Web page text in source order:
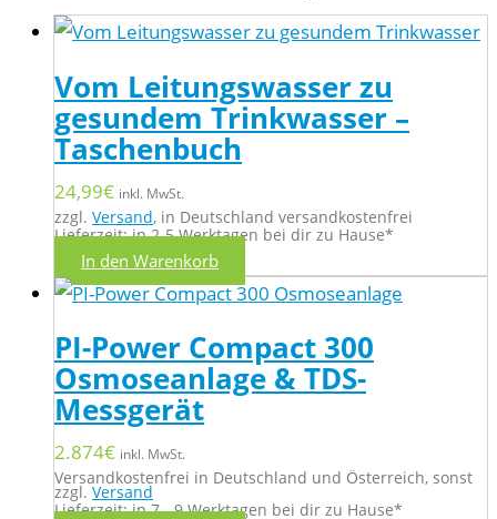
Vom Leitungswasser zu
gesundem Trinkwasser –
Taschenbuch
24,99€ inkl. MwSt.
zzgl. Versand, in Deutschland versandkostenfrei
Lieferzeit: in 2-5 Werktagen bei dir zu Hause*
In den Warenkorb
PI-Power Compact 300
Osmoseanlage & TDS-
Messgerät
2.874€ inkl. MwSt.
Versandkostenfrei in Deutschland und Österreich, sonst
zzgl. Versand
Lieferzeit: in 7 - 9 Werktagen bei dir zu Hause*